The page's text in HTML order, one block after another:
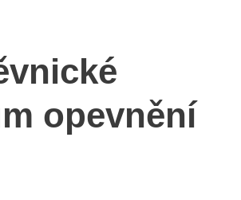
opevnění